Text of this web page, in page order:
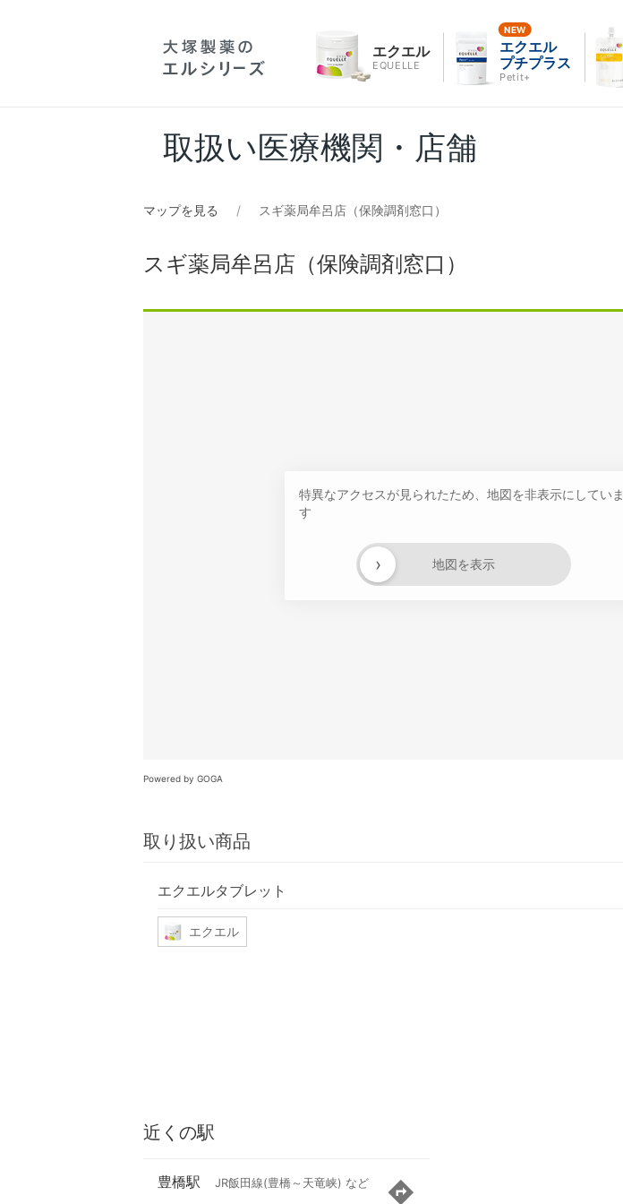
エクエル
EQUELLE
エクエル
プチプラス
Petit+
取扱い医療機関・店舗
マップを見る スギ薬局牟呂店（保険調剤窓口）
スギ薬局牟呂店（保険調剤窓口）
特異なアクセスが見られたため、地図を非表示にしていま
す
地図を表示
›
Powered by GOGA
取り扱い商品
エクエルタブレット
エクエル
近くの駅
豊橋駅 JR飯田線(豊橋～天竜峡) など